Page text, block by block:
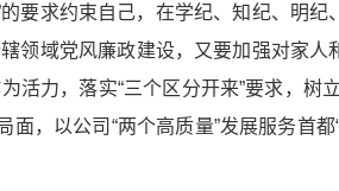
要求约束自己，在学纪、知纪、明纪
领域党风廉政建设，又要加强对家人
活力，落实“三个区分开来”要求，树
，以公司“两个高质量”发展服务首都